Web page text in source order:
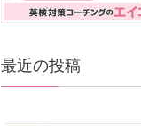
最近の投稿